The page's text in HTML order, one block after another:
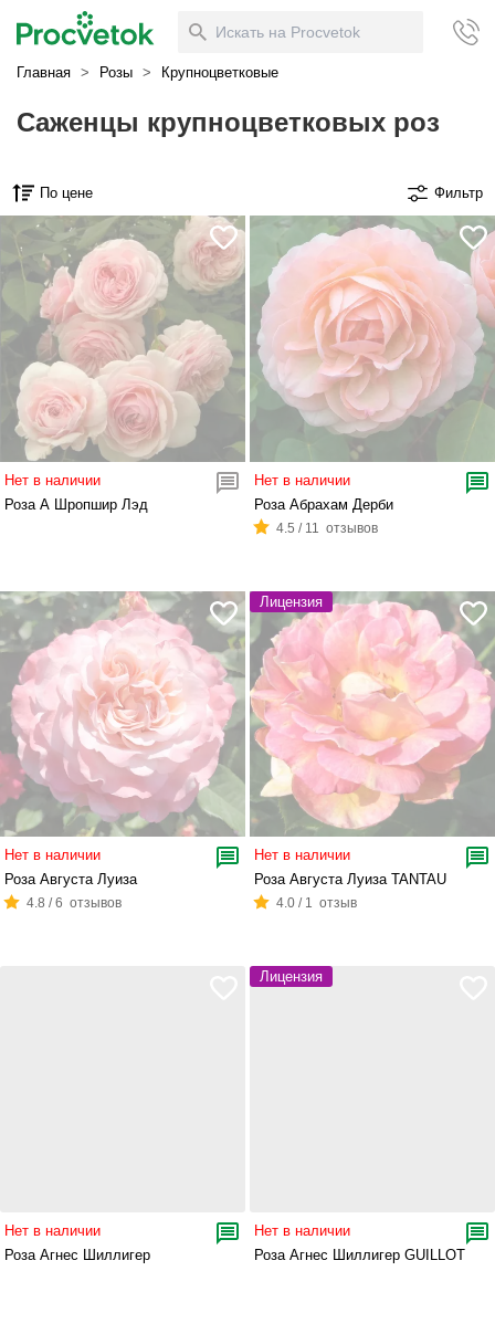
Главная > Розы > Крупноцветковые
Саженцы крупноцветковых роз
По цене Фильтр
Нет в наличии
Роза А Шропшир Лэд
Нет в наличии
Роза Абрахам Дерби
4.5 / 11 отзывов
Нет в наличии
Роза Августа Луиза
4.8 / 6 отзывов
Лицензия
Нет в наличии
Роза Августа Луиза TANTAU
4.0 / 1 отзыв
Нет в наличии
Роза Агнес Шиллигер
Лицензия
Нет в наличии
Роза Агнес Шиллигер GUILLOT